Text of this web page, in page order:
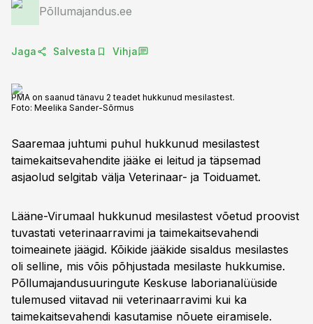
Põllumajandus.ee
Jaga Salvesta Vihja
PMA on saanud tänavu 2 teadet hukkunud mesilastest.
Foto: Meelika Sander-Sõrmus
Saaremaa juhtumi puhul hukkunud mesilastest
taimekaitsevahendite jääke ei leitud ja täpsemad
asjaolud selgitab välja Veterinaar- ja Toiduamet.
Lääne-Virumaal hukkunud mesilastest võetud proovist
tuvastati veterinaarravimi ja taimekaitsevahendi
toimeainete jäägid. Kõikide jääkide sisaldus mesilastes
oli selline, mis võis põhjustada mesilaste hukkumise.
Põllumajandusuuringute Keskuse laborianalüüside
tulemused viitavad nii veterinaarravimi kui ka
taimekaitsevahendi kasutamise nõuete eiramisele.